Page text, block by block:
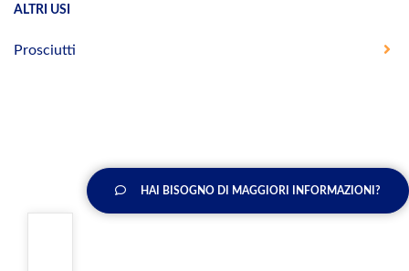
ALTRI USI
Prosciutti
HAI BISOGNO DI MAGGIORI INFORMAZIONI?